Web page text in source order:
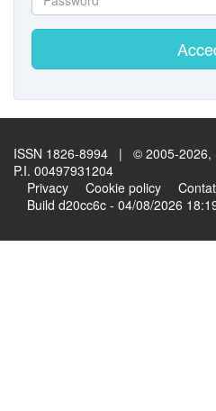
ISSN 1826-8994 | © 2005-2026,
P.I. 00497931204
Privacy
Cookie policy
Build d20cc6c - 04/08/2026